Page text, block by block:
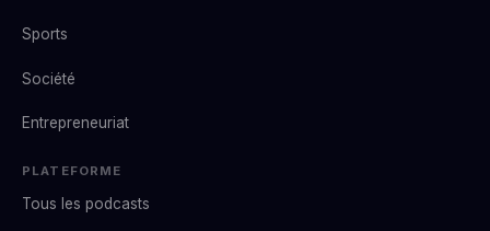
Sports
Société
Entrepreneuriat
PLATEFORME
Tous les podcasts